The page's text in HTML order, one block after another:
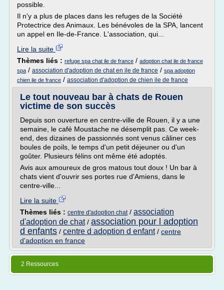
possible.
Il n'y a plus de places dans les refuges de la Société
Protectrice des Animaux. Les bénévoles de la SPA, lancent
un appel en Ile-de-France. L'association, qui...
Lire la suite
Thèmes liés : refuge spa chat ile de france / adoption chat ile de france
spa / association d'adoption de chat en ile de france / spa adoption
chien ile de france / association d'adoption de chien ile de france
Le tout nouveau bar à chats de Rouen
victime de son succès
Depuis son ouverture en centre-ville de Rouen, il y a une
semaine, le café Moustache ne désemplit pas. Ce week-
end, des dizaines de passionnés sont venus câliner ces
boules de poils, le temps d'un petit déjeuner ou d'un
goûter. Plusieurs félins ont même été adoptés.
Avis aux amoureux de gros matous tout doux ! Un bar à
chats vient d'ouvrir ses portes rue d'Amiens, dans le
centre-ville...
Lire la suite
Thèmes liés : centre d'adoption chat/ association
d'adoption de chat/ association pour l adoption
d enfants / centre d adoption d enfant/ centre
d'adoption en france
2 Ressources